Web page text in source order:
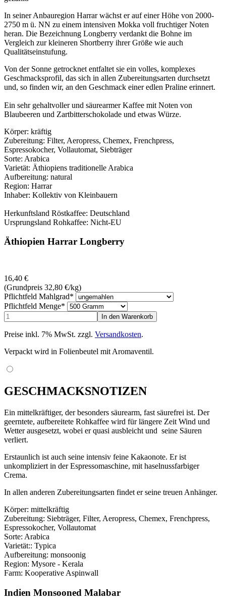
In seiner Anbauregion Harrar wächst er auf einer Höhe von 2000-
2750 m ü. NN zu einem intensiven Mokka voll fruchtiger Noten
heran. Die Bezeichnung Longberry verdankt die Bohne im
Vergleich zur kleineren Shortberry ihrer Größe wie auch
Qualitätseinstufung.
Von der Sonne getrocknet entfaltet sie ein volles, komplexes
Geschmacksprofil, das sich in allen Zubereitungsarten durchsetzt
und, so finden wir, an den Geschmack einer edlen Praline erinnert.
Ein sehr gehaltvoller und säurearmer Kaffee mit Noten von
Blaubeeren und Zartbitterschokolade und etwas Würze.
Körper: kräftig
Zubereitung: Filter, Aeropress, Chemex, Frenchpress,
Espressokocher, Vollautomat, Siebträger
Sorte: Arabica
Varietät: Äthiopiens traditionelle Arabica
Aufbereitung: natural
Region: Harrar
Inhaber: Kollektiv von Kleinbauern
Herkunftsland Röstkaffee: Deutschland
Ursprungsland Rohkaffee: Nicht-EU
Äthiopien Harrar Longberry
16,40 €
(Grundpreis 32,80 €/kg)
Pflichtfeld Mahlgrad*
Pflichtfeld Menge*
Preise inkl. 7% MwSt. zzgl. Versandkosten.
Verpackt wird in Folienbeutel mit Aromaventil.
GESCHMACKSNOTIZEN
Ein mittelkräftiger, der besonders säurearm, fast säurefrei ist. Der
geerntete, aufbereitete Rohkaffee wird für längere Zeit Wind und
Wetter ausgesetzt, wobei er quasi ausbleicht und seine Säuren
verliert.
Erstaunlich ist auch seine intensiv feine Kakaonote. Er ist
unkompliziert in der Espressomaschine, mit haselnussfarbiger
Crema.
In allen anderen Zubereitungsarten findet er seine treuen Anhänger.
Körper: mittelkräftig
Zubereitung: Siebträger, Filter, Aeropress, Chemex, Frenchpress,
Espressokocher, Vollautomat
Sorte: Arabica
Varietät:: Typica
Aufbereitung: monsoonig
Region: Mysore - Kerala
Farm: Kooperative Aspinwall
Indien Monsooned Malabar